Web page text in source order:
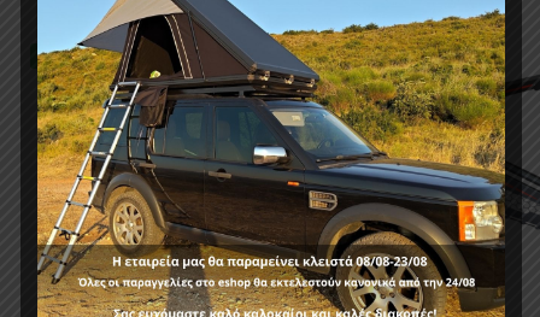
-24% -11%